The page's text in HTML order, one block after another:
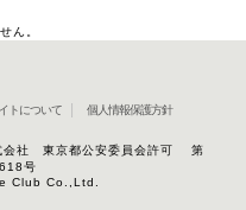
ん。
トについて 個人情報保護方針
会社 東京都公安委員会許可 第
号
Club Co.,Ltd.